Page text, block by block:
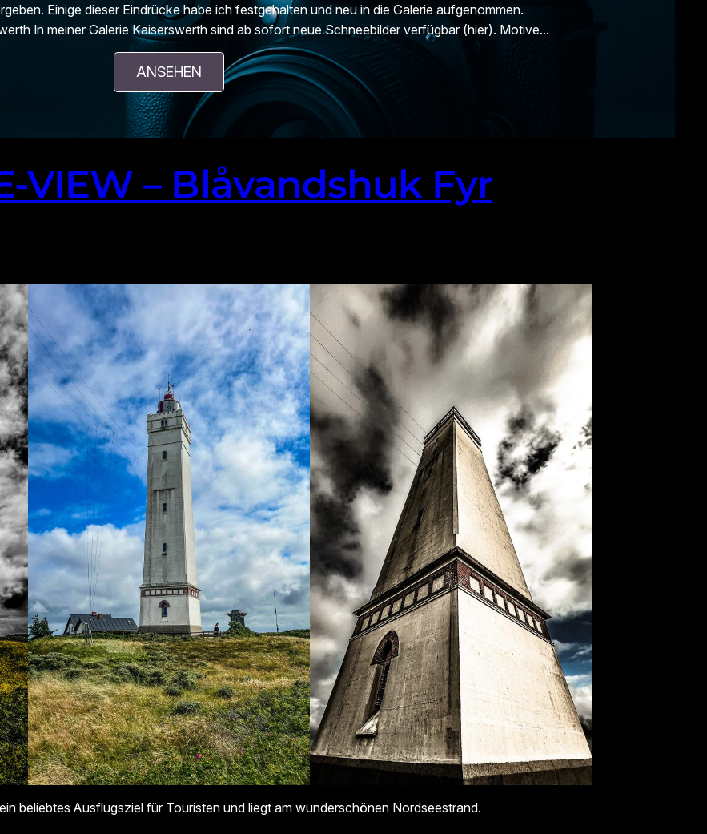
Einige dieser Eindrücke habe ich festgehalten und neu in die Galerie aufgenommen.
In meiner Galerie Kaiserswerth sind ab sofort neue Schneebilder verfügbar (hier). Motive…
ANSEHEN
VIEW – Blåvandshuk Fyr
beliebtes Ausflugsziel für Touristen und liegt am wunderschönen Nordseestrand.